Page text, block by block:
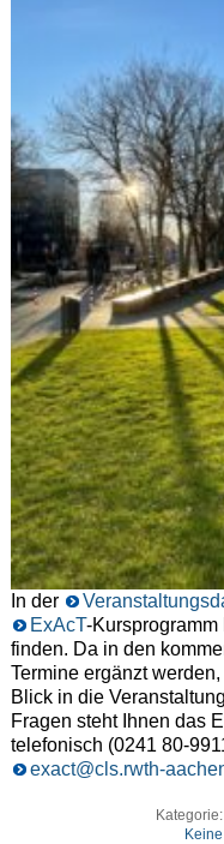
In der
ExAcT-
finden. Da in den
Termine ergänzt
Blick in die
Fragen steht Ihnen das
telefonisch (0241 80-
exact@cls.rwth-
Kategorie: